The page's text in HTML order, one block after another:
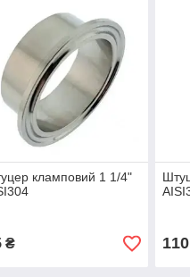
кламповий 1 1/4"
₴ 110